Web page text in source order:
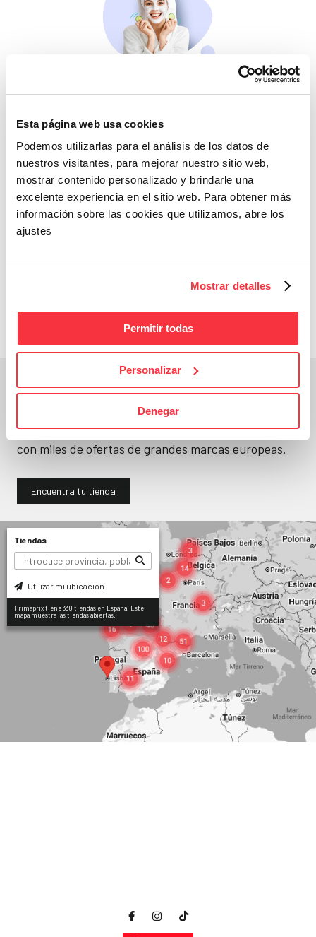
Esta página web usa cookies
Podemos utilizarlas para el análisis de los datos de
nuestros visitantes, para mejorar nuestro sitio web,
mostrar contenido personalizado y brindarle una
excelente experiencia en el sitio web. Para obtener más
información sobre las cookies que utilizamos, abre los
ajustes
Mostrar detalles
Permitir todas
Personalizar
Denegar
Cazaofertas
Adelántate a todos y
En un segundo, la encuentras.
tiendas. Seguro que
encuentras una (o varias) muy cerca. Ya tienes330
con miles de ofertas de grandes marcas europeas.
Encuentra tu tienda
Tiendas
Utilizar mi ubicación
Primaprix tiene 330 tiendas en España. Este
mapa muestra las tiendas abiertas.